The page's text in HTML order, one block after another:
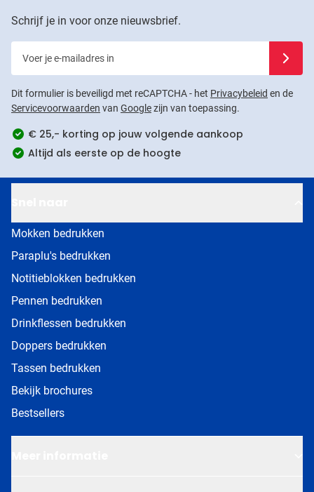
Schrijf je in voor onze nieuwsbrief.
Dit formulier is beveiligd met reCAPTCHA - het Privacybeleid en de
Servicevoorwaarden van Googlezijn van toepassing.
€ 25,- korting op jouw volgende aankoop
Altijd als eerste op de hoogte
Mokken bedrukken
Paraplu's bedrukken
Notitieblokken bedrukken
Pennen bedrukken
Drinkflessen bedrukken
Doppers bedrukken
Tassen bedrukken
Bekijk brochures
Bestsellers